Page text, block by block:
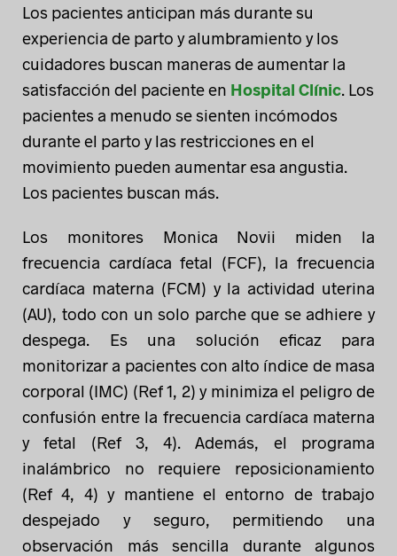
Los pacientes anticipan más durante su
experiencia de parto y alumbramiento y los
cuidadores buscan maneras de aumentar la
satisfacción del paciente en Hospital Clínic. Los
pacientes a menudo se sienten incómodos
durante el parto y las restricciones en el
movimiento pueden aumentar esa angustia.
Los pacientes buscan más.
Los monitores Monica Novii miden la
frecuencia cardíaca fetal (FCF), la frecuencia
cardíaca materna (FCM) y la actividad uterina
(AU), todo con un solo parche que se adhiere y
despega. Es una solución eficaz para
monitorizar a pacientes con alto índice de masa
corporal (IMC) (Ref 1, 2) y minimiza el peligro de
confusión entre la frecuencia cardíaca materna
y fetal (Ref 3, 4). Además, el programa
inalámbrico no requiere reposicionamiento
(Ref 4, 4) y mantiene el entorno de trabajo
despejado y seguro, permitiendo una
observación más sencilla durante algunos